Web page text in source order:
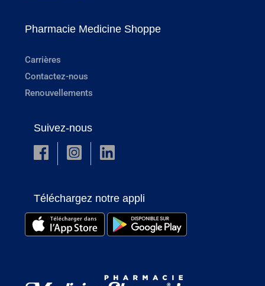
Pharmacie Medicine Shoppe
Carrières
Contactez-nous
Renouvellements
Suivez-nous
Téléchargez notre appli